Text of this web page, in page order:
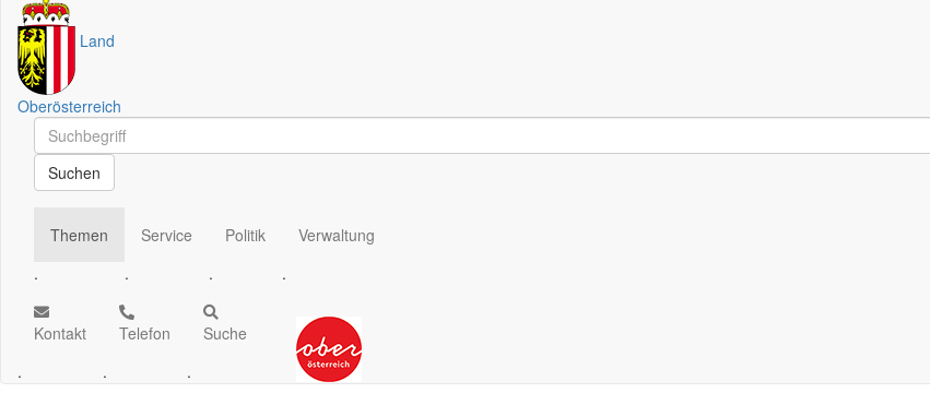
Land
Oberösterreich
Schnellsuche
Schnellsuche
Suchen
Themen
.
Service
.
Politik
.
Verwaltung
.
Kontakt
.
Telefon
.
Suche
.